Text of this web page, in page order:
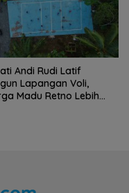
Andi Rudi Latif
Lapangan Voli,
Madu Retno Lebih